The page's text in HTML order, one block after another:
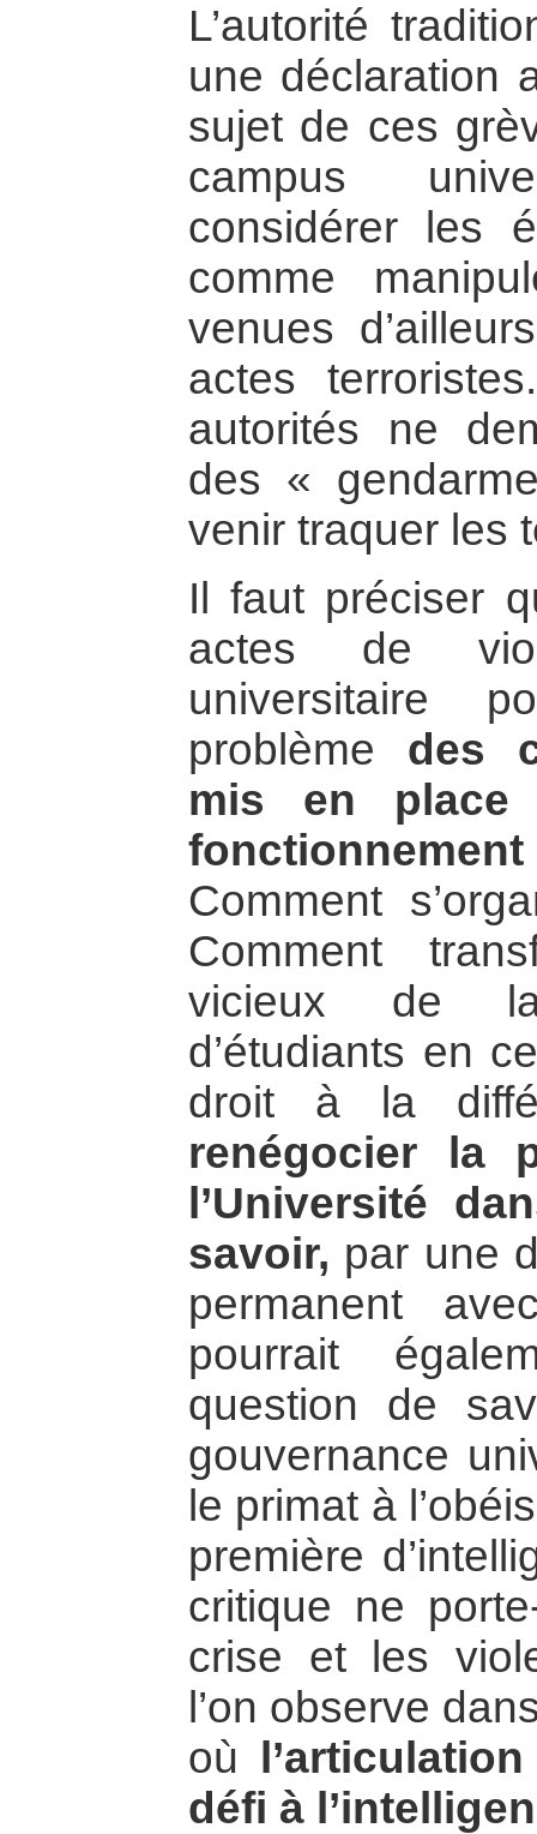
L’autorité
une déclaration
sujet de ces
campus
considérer les
comme
venues
actes
autorités ne
des «
venir traquer les
Il faut préciser
actes de
universitaire
problème des
mis en place
Comment
Comment
vicieux de
d’étudiants en
droit à la
renégocier la
l’Université
savoir, par une
permanent
pourrait
question de
gouvernance
le primat à
première
critique ne
crise et les
l’on observe
où
défi à